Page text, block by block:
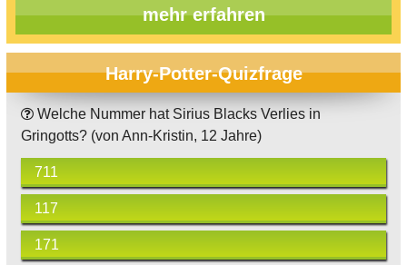
mehr erfahren
Harry-Potter-Quizfrage
Welche Nummer hat Sirius Blacks Verlies in
Gringotts? (von Ann-Kristin, 12 Jahre)
711
117
171